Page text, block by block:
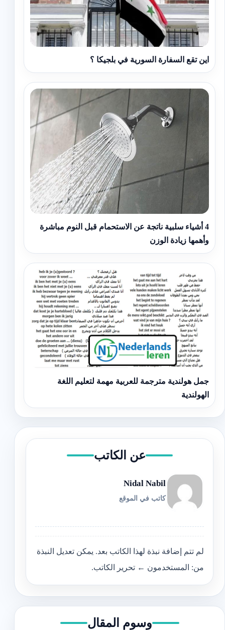
اين تقع السفارة السورية في بلجيكا ؟
4 أشياء سلبية ناتجة عن الاستحمام قبل النوم مباشرة
وأهمها زيادة الوزن
جمل هولندية مترجمة للعربية مهمة لتعليم اللغة
الهولندية
عن الكاتب
Nidal Nabil
كاتب في الموقع
لم تتم إضافة نبذة لهذا الكاتب بعد. يمكن تعديل النبذة
من: المستخدمون ← تحرير الكاتب.
وسوم المقال